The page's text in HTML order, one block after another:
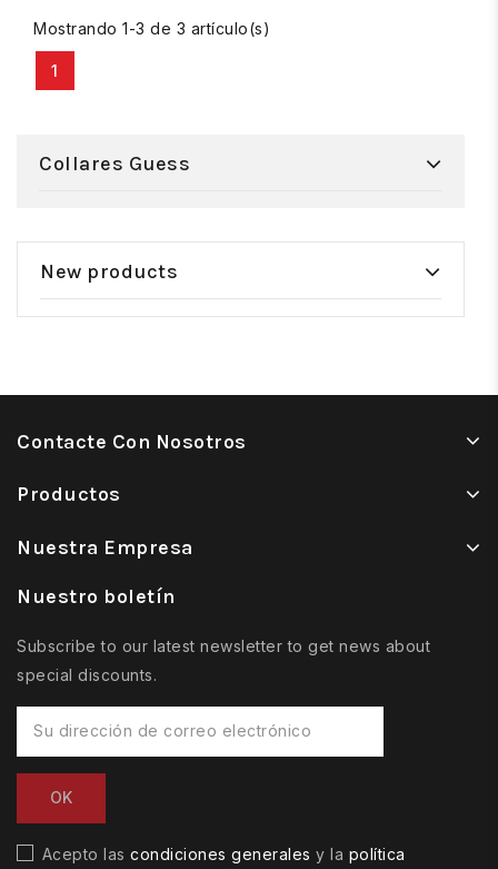
Mostrando 1-3 de 3 artículo(s)
1
Collares Guess
New products
Contacte Con Nosotros
Productos
Nuestra Empresa
Nuestro boletín
Subscribe to our latest newsletter to get news about
special discounts.
Acepto las condiciones generales y la política